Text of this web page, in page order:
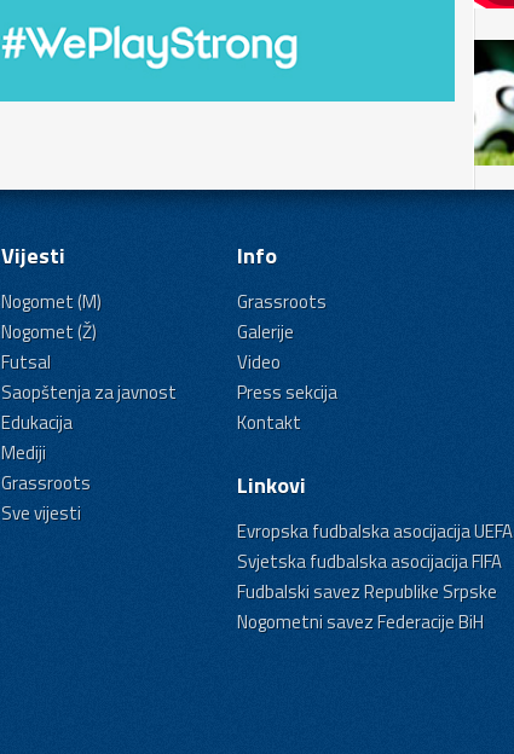
Vijesti
Nogomet (M)
Nogomet (Ž)
Futsal
Saopštenja za javnost
Edukacija
Mediji
Grassroots
Sve vijesti
Info
Grassroots
Galerije
Video
Press sekcija
Kontakt
Linkovi
Evropska fudbalska asocijacija UEFA
Svjetska fudbalska asocijacija FIFA
Fudbalski savez Republike Srpske
Nogometni savez Federacije BiH